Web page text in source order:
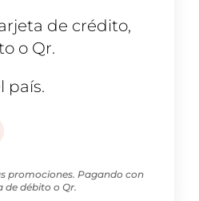
de crédito,
o Qr.
país.
promociones. Pagando con
débito o Qr.